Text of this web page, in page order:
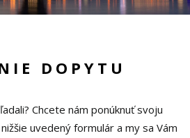
DOPYTU
Chcete nám ponúknuť svoju
uvedený formulár a my sa Vám